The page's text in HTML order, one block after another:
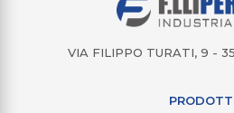
VIA FILIPPO TURATI, 9 -